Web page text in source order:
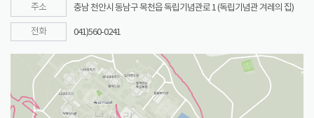
주소 충남 천안시 동남구 목천읍 독립기념관로 1 (독립기념관 겨레의 집)
전화 041)560-0241